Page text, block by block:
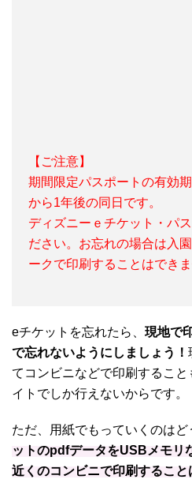
【ご注意】
期間限定パスポートの有効
から1年後の同日です。
ディズニーｅチケット・パ
ださい。お忘れの場合は入
ークで印刷することはできま
eチケットを忘れたら、 現地で
で忘れないようにしましょう！
てコンビニなどで印刷するこ
イトでしか行えないからです。
ただ、用紙でもっていくのはど
ットのpdfデータをUSBメモリ
近くのコンビニで印刷すること